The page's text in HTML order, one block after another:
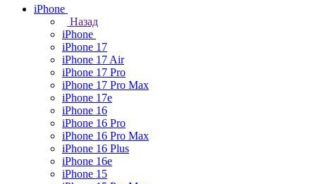
iPhone
Назад
iPhone
iPhone 17
iPhone 17 Air
iPhone 17 Pro
iPhone 17 Pro Max
iPhone 17e
iPhone 16
iPhone 16 Pro
iPhone 16 Pro Max
iPhone 16 Plus
iPhone 16e
iPhone 15